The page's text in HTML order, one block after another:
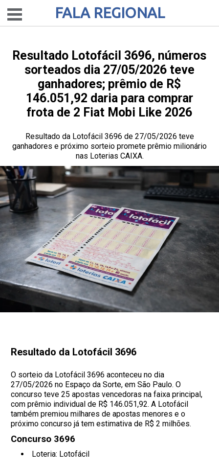
FALA REGIONAL
Resultado Lotofácil 3696, números
sorteados dia 27/05/2026 teve
ganhadores; prêmio de R$
146.051,92 daria para comprar
frota de 2 Fiat Mobi Like 2026
Resultado da Lotofácil 3696 de 27/05/2026 teve
ganhadores e próximo sorteio promete prêmio milionário
nas Loterias CAIXA.
Resultado da Lotofácil 3696
O sorteio da Lotofácil 3696 aconteceu no dia
27/05/2026 no Espaço da Sorte, em São Paulo. O
concurso teve 25 apostas vencedoras na faixa principal,
com prêmio individual de R$ 146.051,92. A Lotofácil
também premiou milhares de apostas menores e o
próximo concurso já tem estimativa de R$ 2 milhões.
Concurso 3696
Loteria: Lotofácil